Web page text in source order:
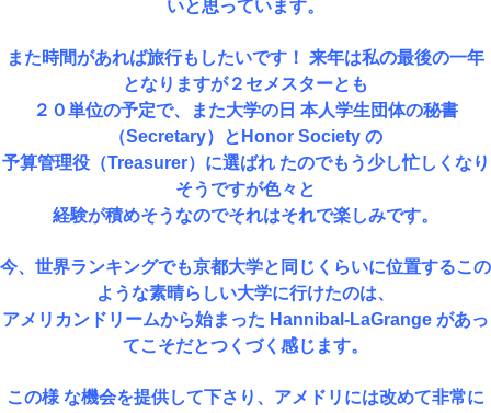
いと思っています。
また時間があれば旅行もしたいです！ 来年は私の最後の一年
となりますが２セメスターとも
２０単位の予定で、また大学の日 本人学生団体の秘書
（Secretary）とHonor Society の
予算管理役（Treasurer）に選ばれ たのでもう少し忙しくなり
そうですが色々と
経験が積めそうなのでそれはそれで楽しみです。
今、世界ランキングでも京都大学と同じくらいに位置するこの
ような素晴らしい大学に行けたのは、
アメリカンドリームから始まった Hannibal-LaGrange があっ
てこそだとつくづく感じます。
この様 な機会を提供して下さり、アメドリには改めて非常に